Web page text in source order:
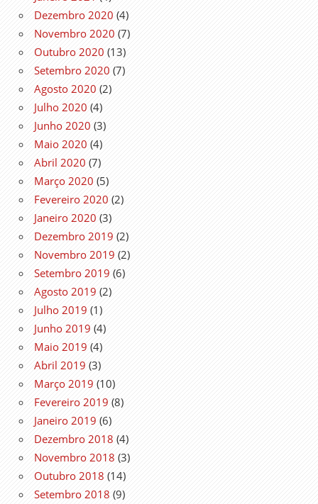
Dezembro 2020 (4)
Novembro 2020 (7)
Outubro 2020 (13)
Setembro 2020 (7)
Agosto 2020 (2)
Julho 2020 (4)
Junho 2020 (3)
Maio 2020 (4)
Abril 2020 (7)
Março 2020 (5)
Fevereiro 2020 (2)
Janeiro 2020 (3)
Dezembro 2019 (2)
Novembro 2019 (2)
Setembro 2019 (6)
Agosto 2019 (2)
Julho 2019 (1)
Junho 2019 (4)
Maio 2019 (4)
Abril 2019 (3)
Março 2019 (10)
Fevereiro 2019 (8)
Janeiro 2019 (6)
Dezembro 2018 (4)
Novembro 2018 (3)
Outubro 2018 (14)
Setembro 2018 (9)